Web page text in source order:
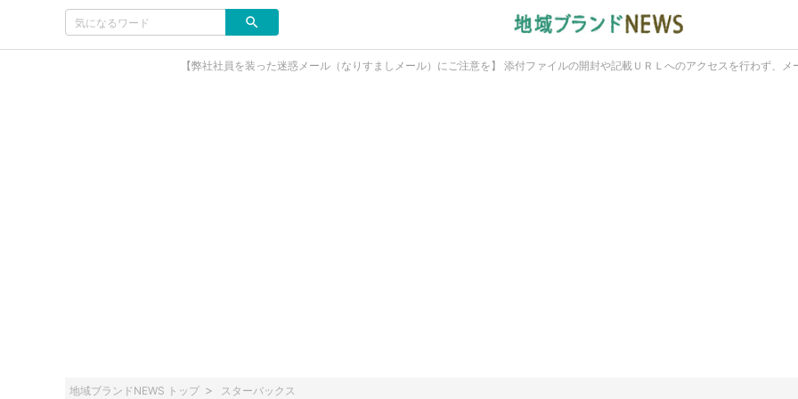
【弊社社員を装った迷惑メール（なりすましメール）にご注意を】 添付ファイルの開封や記載ＵＲＬへのアクセスを行わず、メ
地域ブランドNEWS トップ スターバックス